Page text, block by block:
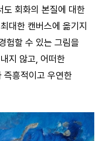
도 회화의 본질에 대한
대한 캔버스에 옮기지
험할 수 있는 그림을
지 않고, 어떠한
즉흥적이고 우연한